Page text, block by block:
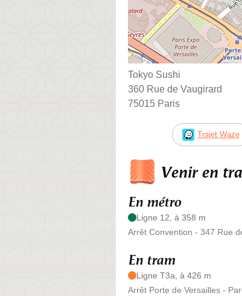
Tokyo Sushi
360 Rue de Vaugirard
75015 Paris
Trajet Waze
Venir en
En métro
Ligne 12, à 358 m
Arrêt Convention - 347 Rue
En tram
Ligne T3a, à 426 m
Arrêt Porte de Versailles -